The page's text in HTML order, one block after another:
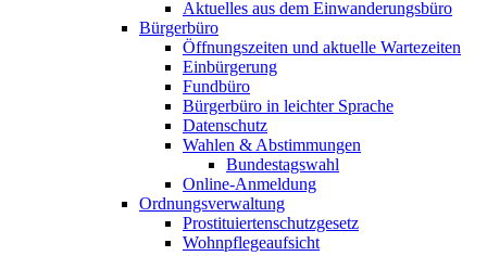
Aktuelles aus dem Einwanderungsbüro
Bürgerbüro
Öffnungszeiten und aktuelle Wartezeiten
Einbürgerung
Fundbüro
Bürgerbüro in leichter Sprache
Datenschutz
Wahlen & Abstimmungen
Bundestagswahl
Online-Anmeldung
Ordnungsverwaltung
Prostituiertenschutzgesetz
Wohnpflegeaufsicht